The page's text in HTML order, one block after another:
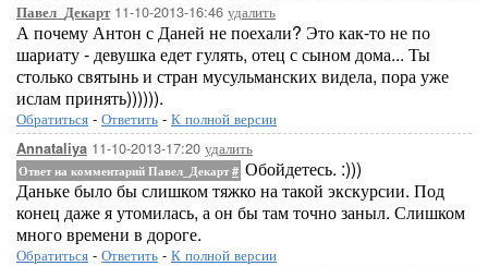
Павел_Декарт11-10-2013-16:46 удалить
А почему Антон с Даней не поехали? Это как-то не по
шариату - девушка едет гулять, отец с сыном дома... Ты
столько святынь и стран мусульманских видела, пора уже
ислам принять)))))).
Обратиться - Ответить - К полной версии
Annataliya 11-10-2013-17:20 удалить
Ответ на комментарий Павел_Декарт# Обойдетесь. :)))
Даньке было бы слишком тяжко на такой экскурсии. Под
конец даже я утомилась, а он бы там точно заныл. Слишком
много времени в дороге.
Обратиться - Ответить - К полной версии